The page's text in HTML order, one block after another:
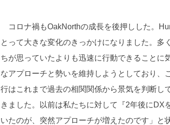
コロナ禍もOakNorthの成長を後押しした。
とって大きな変化のきっかけになりました。多
ちが思っていたよりも迅速に行動できることに
なアプローチと勢いを維持しようとしており、
行はこれまで過去の相関関係から景気を判断し
きました。以前は私たちに対して『2年後にDX
いたのが、突然アプローチが増えたのです」と